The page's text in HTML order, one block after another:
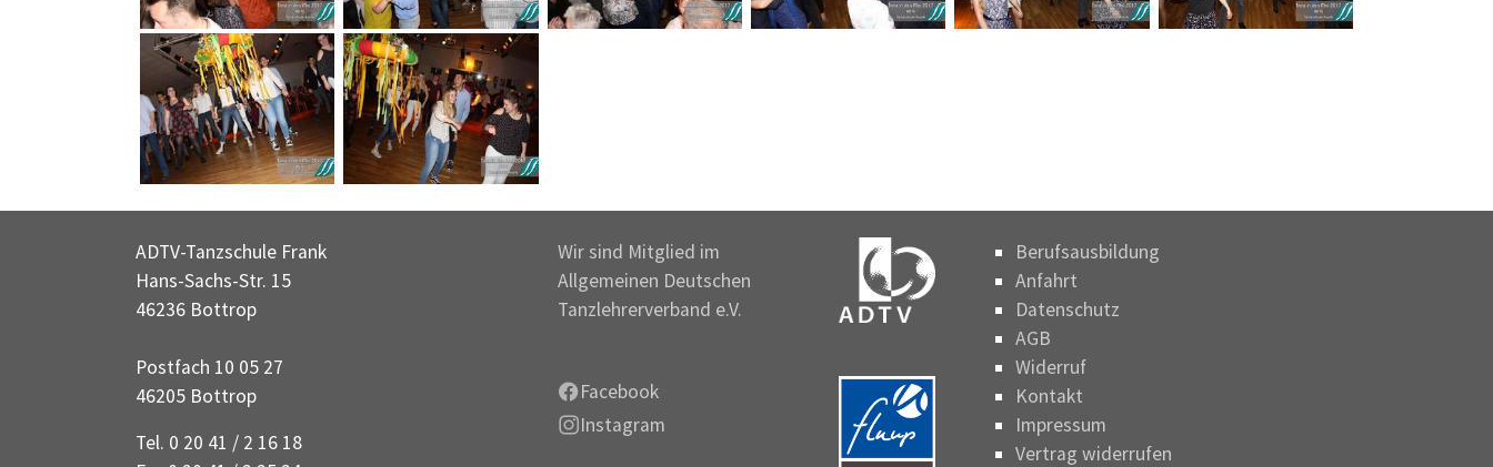
ADTV-Tanzschule Frank
Hans-Sachs-Str. 15
46236 Bottrop
Postfach 10 05 27
46205 Bottrop
Tel. 0 20 41 / 2 16 18
Wir sind Mitglied im
Allgemeinen Deutschen
Tanzlehrerverband e.V.
Facebook
Instagram
Berufsausbildung
Anfahrt
Datenschutz
AGB
Widerruf
Kontakt
Impressum
Vertrag widerrufen